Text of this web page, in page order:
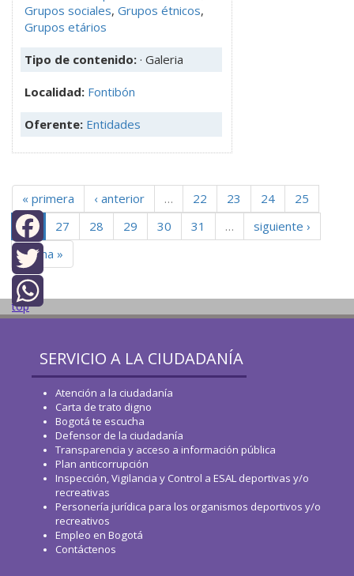
Grupos sociales, Grupos étnicos,
Grupos etários
Tipo de contenido: · Galeria
Localidad: Fontibón
Oferente: Entidades
« primera ‹ anterior … 22 23 24
25
26
27 28 29 30 31 …
siguiente ›
última »
Facebook
Twitter
WhatsApp
top
SERVICIO A LA CIUDADANÍA
Atención a la ciudadanía
Carta de trato digno
Bogotá te escucha
Defensor de la ciudadanía
Transparencia y acceso a información pública
Plan anticorrupción
Inspección, Vigilancia y Control a ESAL deportivas y/o
recreativas
Personería jurídica para los organismos deportivos y/o
recreativos
Empleo en Bogotá
Contáctenos